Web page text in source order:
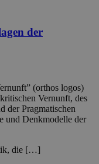
der
(orthos logos)
Vernunft, des
der Pragmatischen
und Denkmodelle der
die […]